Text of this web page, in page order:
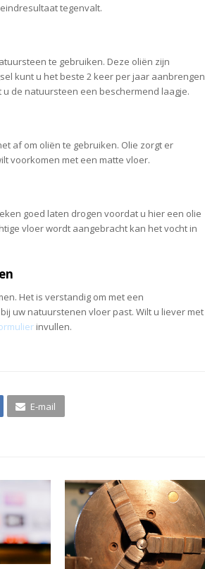
tegenvalt.
te gebruiken. Deze oliën zijn
kunt u het beste 2 keer per jaar aanbrengen
de natuursteen een beschermend laagje.
af om oliën te gebruiken. Olie zorgt er
voorkomen met een matte vloer.
goed laten drogen voordat u hier een olie
vloer wordt aangebracht kan het vocht in
Het is verstandig om met een
uw natuurstenen vloer past. Wilt u liever met
invullen.
E-mail